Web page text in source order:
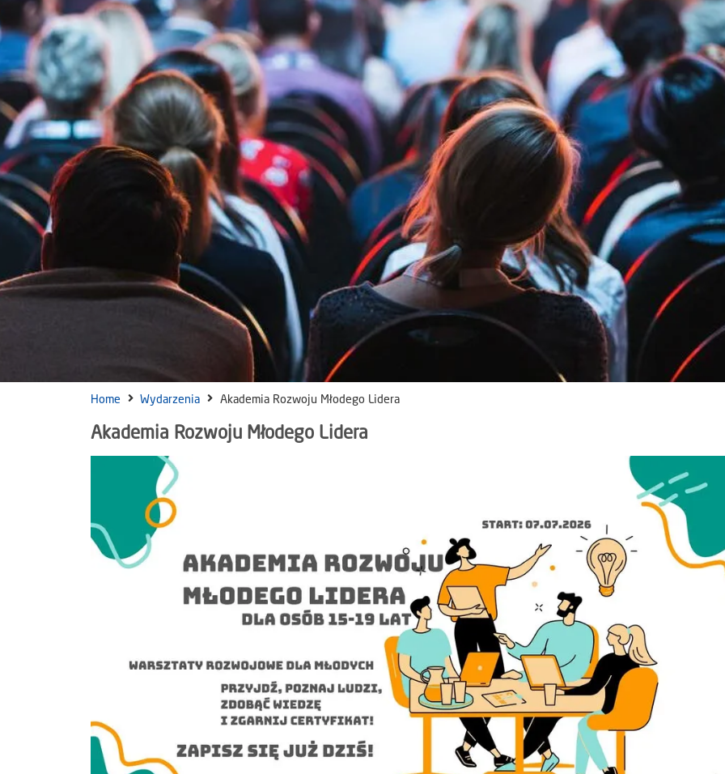
Home Wydarzenia Akademia Rozwoju Młodego Lidera
Akademia Rozwoju Młodego Lidera